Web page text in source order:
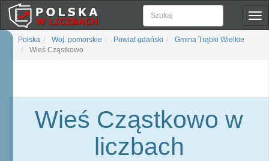
Polska Woj. pomorskie Powiat gdański
Gmina Trąbki Wielkie
Wieś Cząstkowo
Wieś Cząstkowo w
liczbach